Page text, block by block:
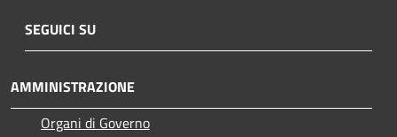
SEGUICI SU
AMMINISTRAZIONE
Organi di Governo